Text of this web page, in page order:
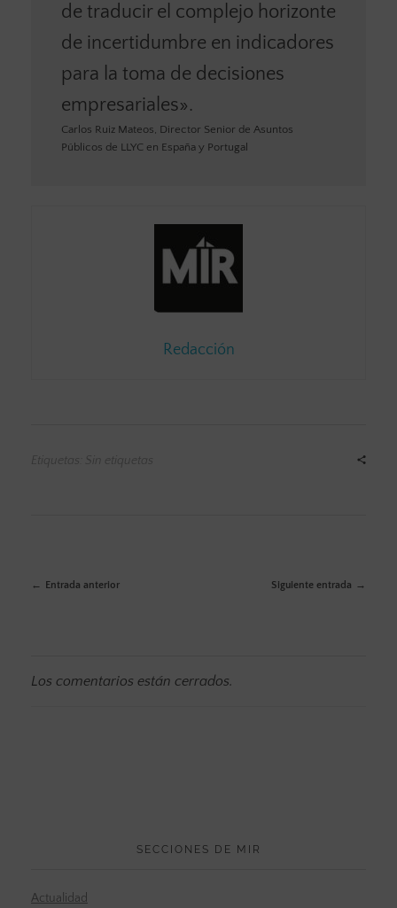
de traducir el complejo horizonte
de incertidumbre en indicadores
para la toma de decisiones
empresariales».
Carlos Ruiz Mateos, Director Senior de Asuntos
Públicos de LLYC en España y Portugal
Redacción
Etiquetas: Sin etiquetas
Entrada anterior Siguiente entrada
Los comentarios están cerrados.
SECCIONES DE MIR
Actualidad